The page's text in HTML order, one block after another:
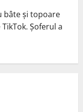
bâte și topoare
Șoferul a